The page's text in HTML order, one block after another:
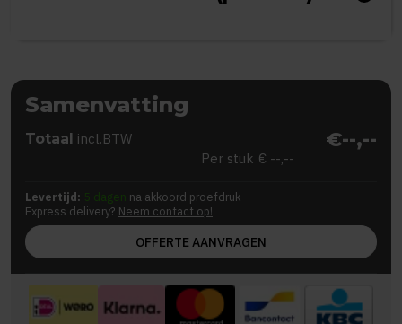
Samenvatting
Totaal incl.BTW €--,--
Per stuk € --,--
Levertijd: 5 dagen na akkoord proefdruk
Express delivery? Neem contact op!
OFFERTE AANVRAGEN